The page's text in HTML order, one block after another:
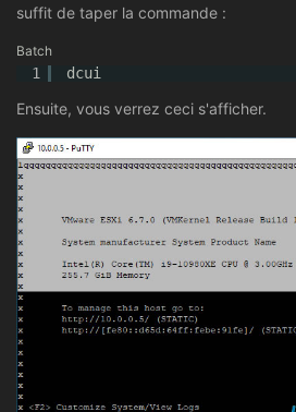
suffit de taper la commande :
Batch
1 dcui
Ensuite, vous verrez ceci s'afficher.